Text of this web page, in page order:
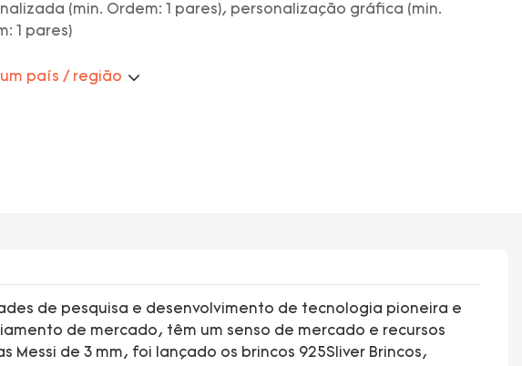
(min. Ordem: 1 pares), personalização gráfica (min.
1 pares)
país / região
de pesquisa e desenvolvimento de tecnologia pioneira e
de mercado, têm um senso de mercado e recursos
de 3 mm, foi lançado os brincos 925Sliver Brincos,